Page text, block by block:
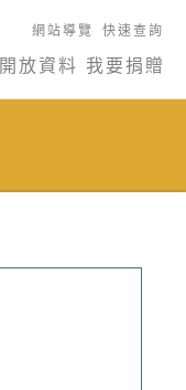
網站導覽 快速查詢
開放資料 我要捐贈